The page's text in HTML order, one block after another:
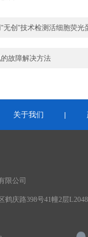
无创”技术检测活细胞荧光
故障解决方法
关于我们 |
限公司
鹤庆路398号41幢2层